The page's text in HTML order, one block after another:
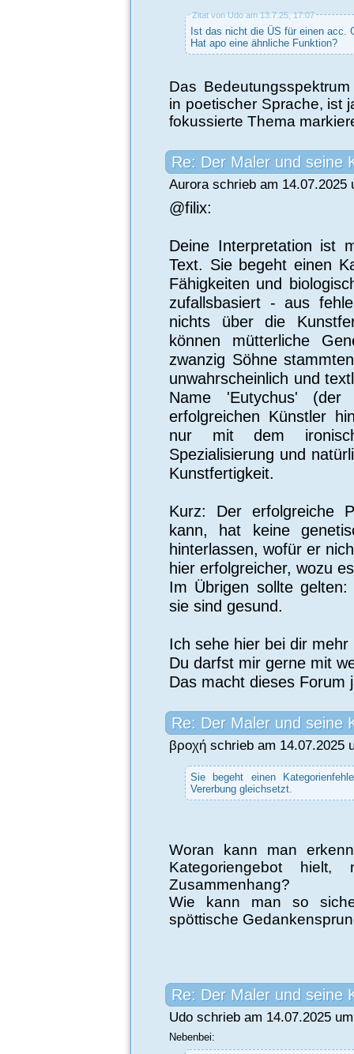
Zitat von Udo am 13.7.25, 17:07
Ist das nicht die ÜS für einen acc.
Hat apo eine ähnliche Funktion?
Das
in poetischer Sprache, ist
fokussierte Thema
Re: Der Maler und seine
Aurora schrieb am 14.07.2025
@filix:
Deine Interpretation ist
Text. Sie begeht einen
Fähigkeiten und
zufallsbasiert - aus
nichts über die
können mütterliche
zwanzig Söhne
unwahrscheinlich und
Name 'Eutychus'
erfolgreichen Künstler
nur mit dem
Spezialisierung und
Kunstfertigkeit.
Kurz: Der erfolgreiche
kann, hat keine
hinterlassen, wofür er
hier erfolgreicher, wozu
Im Übrigen sollte
sie sind gesund.
Ich sehe hier bei dir
Du darfst mir gerne mit
Das macht dieses Forum
Re: Der Maler und seine
βροχή schrieb am 14.07.2025
Sie begeht einen
Vererbung gleichsetzt.
Woran kann man
Kategoriengebot
Zusammenhang?
Wie kann man so
spöttische
Re: Der Maler und seine
Udo schrieb am 14.07.2025
Nebenbei: